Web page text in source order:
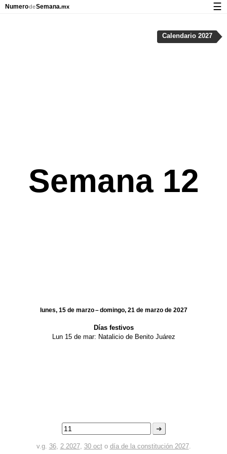
Semana 12
lunes, 15 de marzo – domingo, 21 de marzo de 2027
Días festivos
Lun 15 de mar: Natalicio de Benito Juárez
➜
v.g. 36, 2 2027, 30 octo día de la constitución 2027.
Calendario 2027
NumerodeSemana.mx ☰